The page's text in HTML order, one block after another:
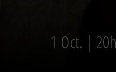
1 Oct. | 20h